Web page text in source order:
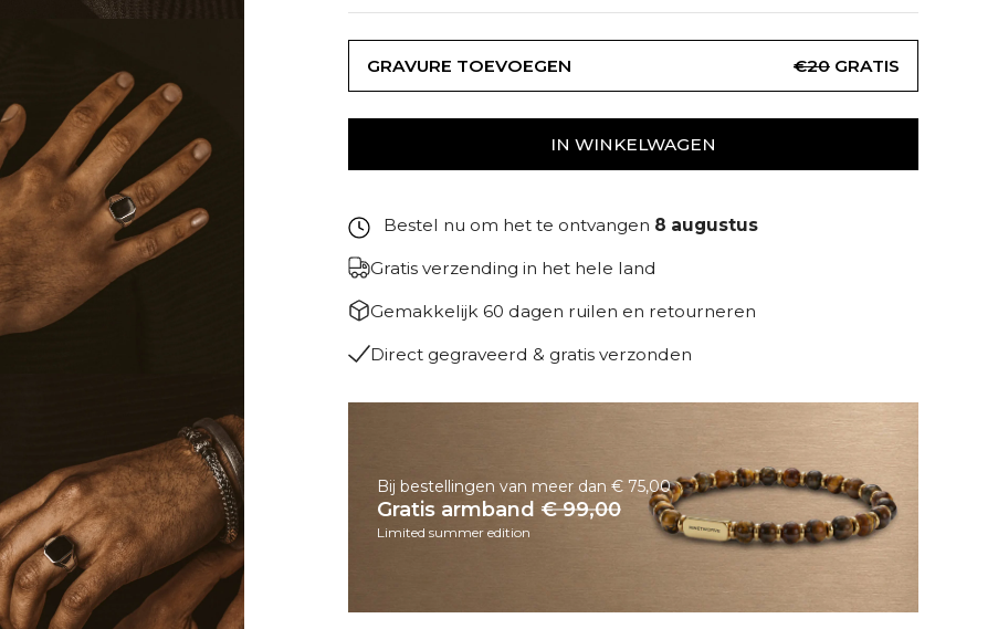
GRAVURE TOEVOEGEN €20 GRATIS
IN WINKELWAGEN
Bestel nu om het te ontvangen 8 augustus
Gratis verzending in het hele land
Gemakkelijk 60 dagen ruilen en retourneren
Direct gegraveerd & gratis verzonden
Bij bestellingen van meer dan € 75,00
Gratis armband € 99,00
Limited summer edition